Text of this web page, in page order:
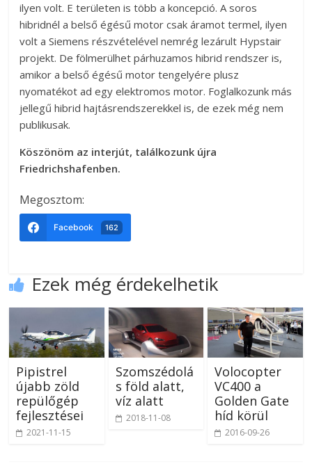
ilyen volt. E területen is több a koncepció. A soros
hibridnél a belső égésű motor csak áramot termel, ilyen
volt a Siemens részvételével nemrég lezárult Hypstair
projekt. De fölmerülhet párhuzamos hibrid rendszer is,
amikor a belső égésű motor tengelyére plusz
nyomatékot ad egy elektromos motor. Foglalkozunk más
jellegű hibrid hajtásrendszerekkel is, de ezek még nem
publikusak.
Köszönöm az interjút, találkozunk újra
Friedrichshafenben.
Megosztom:
Facebook 162
Ezek még érdekelhetik
Pipistrel
újabb zöld
repülőgép
fejlesztései
2021-11-15
Szomszédolá
s föld alatt,
víz alatt
2018-11-08
Volocopter
VC400 a
Golden Gate
híd körül
2016-09-26